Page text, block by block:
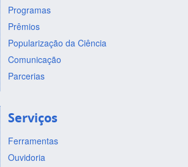
Programas
Prêmios
Popularização da Ciência
Comunicação
Parcerias
Serviços
Ferramentas
Ouvidoria